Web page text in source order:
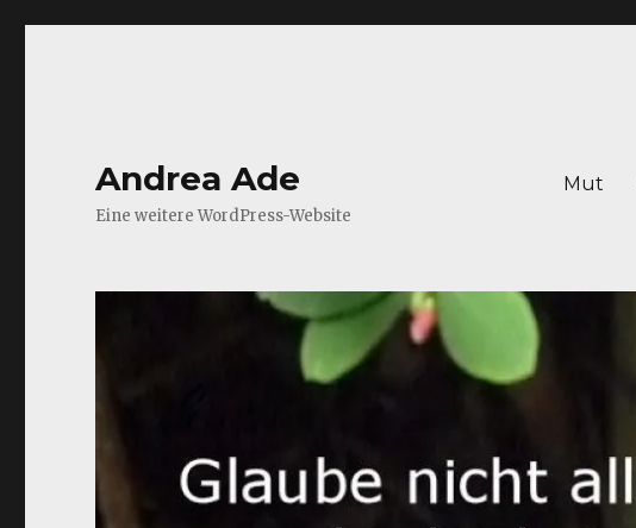
Andrea Ade
Eine weitere WordPress-Website
Mut